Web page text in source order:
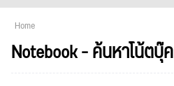
Home
Notebook - ค้นหาโน้ตบุ๊ค